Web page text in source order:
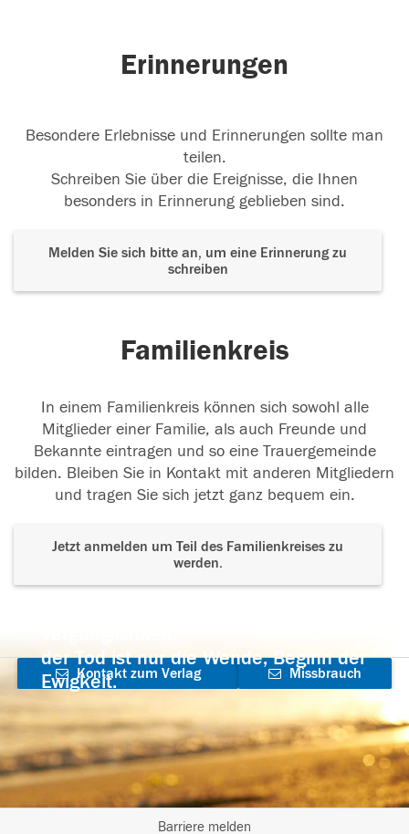
Erinnerungen
Besondere Erlebnisse und Erinnerungen sollte man
teilen.
Schreiben Sie über die Ereignisse, die Ihnen
besonders in Erinnerung geblieben sind.
Melden Sie sich bitte an, um eine Erinnerung zu
schreiben
Familienkreis
In einem Familienkreis können sich sowohl alle
Mitglieder einer Familie, als auch Freunde und
Bekannte eintragen und so eine Trauergemeinde
bilden. Bleiben Sie in Kontakt mit anderen Mitgliedern
und tragen Sie sich jetzt ganz bequem ein.
Jetzt anmelden um Teil des Familienkreises zu
werden.
der Tod ist nur die Wende, Beginn der
Ewigkeit.
Kontakt zum Verlag
aufnehmen
Missbrauch
Barriere melden